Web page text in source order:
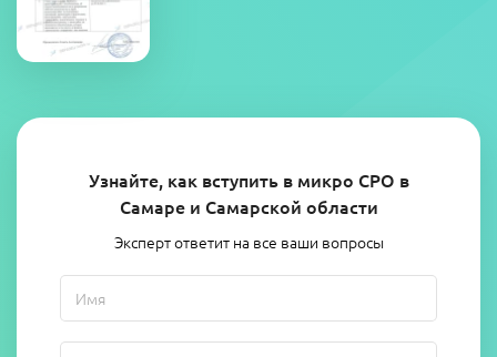
Узнайте, как вступить в микро СРО в
Самаре и Самарской области
Эксперт ответит на все ваши вопросы